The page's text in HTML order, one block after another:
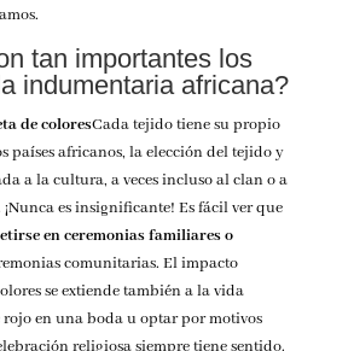
tan importantes los
indumentaria africana?
de coloresCada tejido tiene su propio
países africanos, la elección del tejido y
a la cultura, a veces incluso al clan o a
es insignificante! Es fácil ver que
en ceremonias familiares o
comunitarias. El impacto
se extiende también a la vida
en una boda u optar por motivos
religiosa siempre tiene sentido.